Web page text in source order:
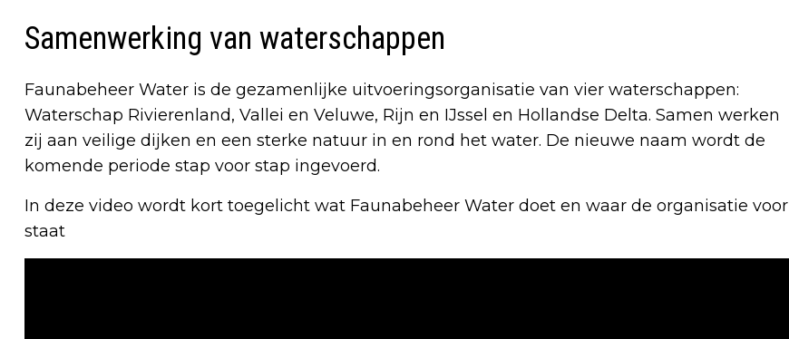
Samenwerking van waterschappen
Faunabeheer Water is de gezamenlijke uitvoeringsorganisatie van vier waterschappen:
Waterschap Rivierenland, Vallei en Veluwe, Rijn en IJssel en Hollandse Delta. Samen werken
zij aan veilige dijken en een sterke natuur in en rond het water. De nieuwe naam wordt de
komende periode stap voor stap ingevoerd.
In deze video wordt kort toegelicht wat Faunabeheer Water doet en waar de organisatie voor
staat